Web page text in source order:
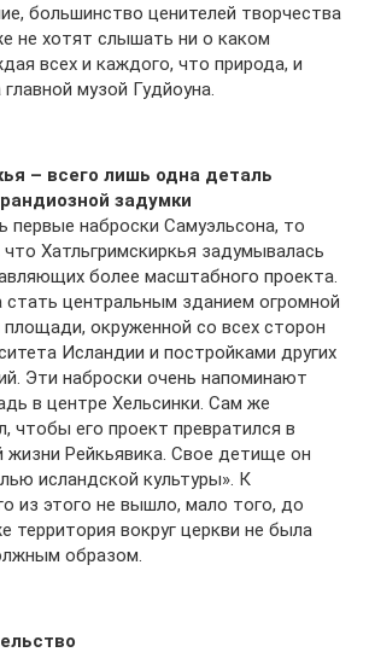
большинство ценителей творчества
не хотят слышать ни о каком
всех и каждого, что природа, и
музой Гудйоуна.
– всего лишь одна деталь
задумки
первые наброски Самуэльсона, то
Хатльгримскиркья задумывалась
более масштабного проекта.
центральным зданием огромной
площади, окруженной со всех сторон
Исландии и постройками других
Эти наброски очень напоминают
в центре Хельсинки. Сам же
чтобы его проект превратился в
жизни Рейкьявика. Свое детище он
исландской культуры». К
из этого не вышло, мало того, до
территория вокруг церкви не была
образом.